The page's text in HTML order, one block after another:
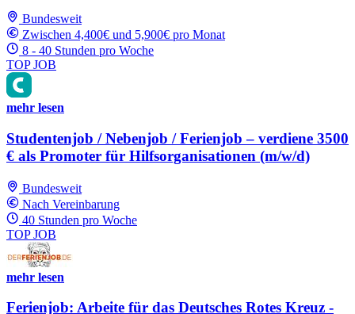
Bundesweit
Zwischen 4,400€ und 5,900€ pro Monat
8 - 40 Stunden pro Woche
TOP JOB
mehr lesen
Studentenjob / Nebenjob / Ferienjob – verdiene 3500
€ als Promoter für Hilfsorganisationen (m/w/d)
Bundesweit
Nach Vereinbarung
40 Stunden pro Woche
TOP JOB
mehr lesen
Ferienjob: Arbeite für das Deutsches Rotes Kreuz -